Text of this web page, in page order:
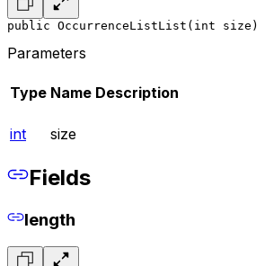
public OccurrenceListList(int size)
Parameters
Type Name Description
int size
Fields
length